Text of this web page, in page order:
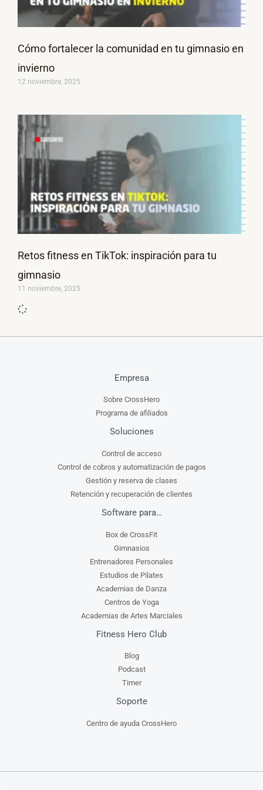
Cómo fortalecer la comunidad en tu gimnasio en
invierno
12 noviembre, 2025
Retos fitness en TikTok: inspiración para tu
gimnasio
11 noviembre, 2025
Empresa
Sobre CrossHero
Programa de afiliados
Soluciones
Control de acceso
Control de cobros y automatización de pagos
Gestión y reserva de clases
Retención y recuperación de clientes
Software para…
Box de CrossFit
Gimnasios
Entrenadores Personales
Estudios de Pilates
Academias de Danza
Centros de Yoga
Academias de Artes Marciales
Fitness Hero Club
Blog
Podcast
Timer
Soporte
Centro de ayuda CrossHero